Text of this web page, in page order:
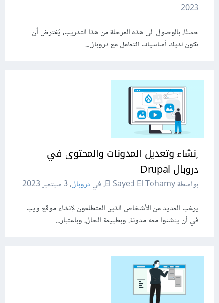
2023
حسنًا، بالوصول إلى هذه المرحلة من هذا التدريب، يُفترض أن
تكون لديك أساسيات التعامل مع دروبال...
إنشاء وتعديل المدونات والمحتوى في
دروبال Drupal
بواسطة El Sayed El Tohamy، في دروبال،3 سبتمبر 2023
يرغب العديد من الأشخاص الذين المتطلعون لإنشاء موقع ويب
في أن ينشئوا معه مدونة. وبطبيعة الحال، وباعتبار...